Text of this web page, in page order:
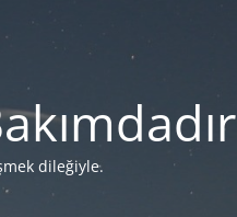
dileğiyle.